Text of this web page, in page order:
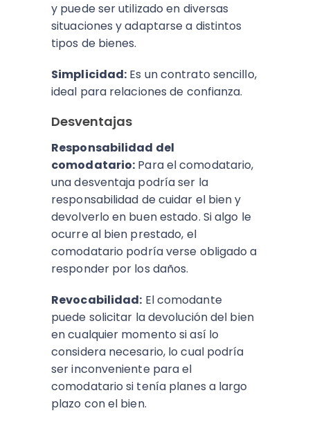
y puede ser utilizado en diversas
situaciones y adaptarse a distintos
tipos de bienes.
Simplicidad: Es un contrato sencillo,
ideal para relaciones de confianza.
Desventajas
Responsabilidad del
comodatario: Para el comodatario,
una desventaja podría ser la
responsabilidad de cuidar el bien y
devolverlo en buen estado. Si algo le
ocurre al bien prestado, el
comodatario podría verse obligado a
responder por los daños.
Revocabilidad: El comodante
puede solicitar la devolución del bien
en cualquier momento si así lo
considera necesario, lo cual podría
ser inconveniente para el
comodatario si tenía planes a largo
plazo con el bien.